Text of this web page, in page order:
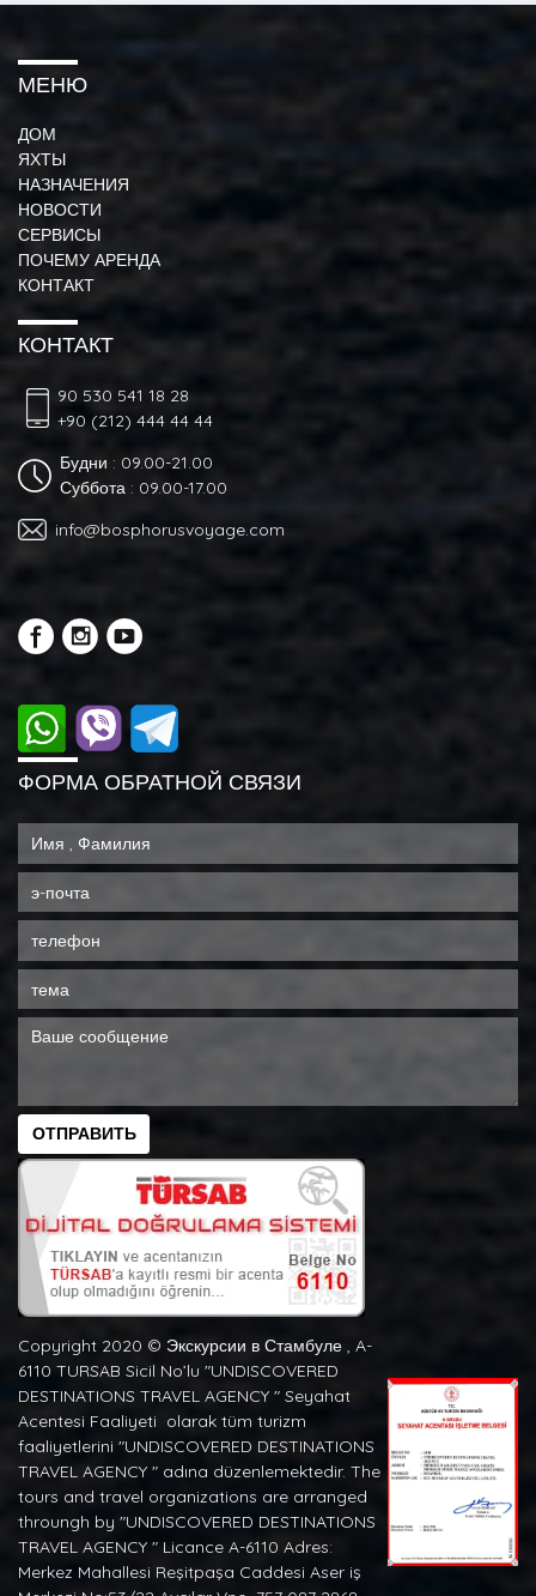
МЕНЮ
ДОМ
ЯХТЫ
НАЗНАЧЕНИЯ
НОВОСТИ
СЕРВИСЫ
ПОЧЕМУ АРЕНДА
КОНТАКТ
КОНТАКТ
90 530 541 18 28
+90 (212) 444 44 44
Будни : 09.00-21.00
Суббота : 09.00-17.00
info@bosphorusvoyage.com
ФОРМА ОБРАТНОЙ СВЯЗИ
ОТПРАВИТЬ
Copyright 2020 ©️ Экскурсии в Стамбуле , A-
6110 TURSAB Sicil No’lu "UNDISCOVERED
DESTINATIONS TRAVEL AGENCY " Seyahat
Acentesi Faaliyeti olarak tüm turizm
faaliyetlerini "UNDISCOVERED DESTINATIONS
TRAVEL AGENCY " adına düzenlemektedir. The
tours and travel organizations are arranged
throungh by "UNDISCOVERED DESTINATIONS
TRAVEL AGENCY " Licance A-6110 Adres:
Merkez Mahallesi Reşitpaşa Caddesi Aser iş